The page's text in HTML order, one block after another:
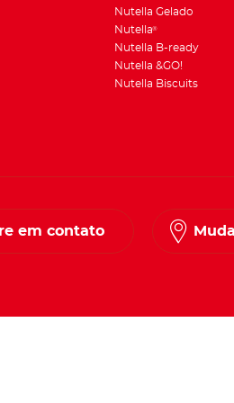
Nutella Gelado
Nutella®
Nutella B-ready
Nutella &GO!
Nutella Biscuits
em contato